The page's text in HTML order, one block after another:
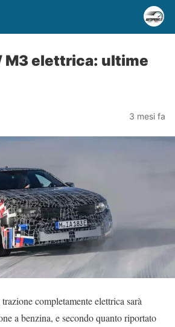
M3 elettrica: ultime
3 mesi fa
trazione completamente elettrica sarà
a benzina, e secondo quanto riportato